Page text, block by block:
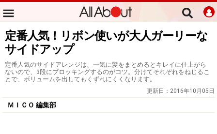
定番人気！リボン使いが大人ガーリーな
サイドアップ
定番人気のサイドアレンジは、一気に髪をまとめるとキレイに仕上がら
ないので、3段にブロッキングするのがコツ。分けてそれぞれをねじるこ
とで、ボリュームを出してもくずれにくくなります。
更新日： 2016年10月05日
ＭＩＣＯ 編集部